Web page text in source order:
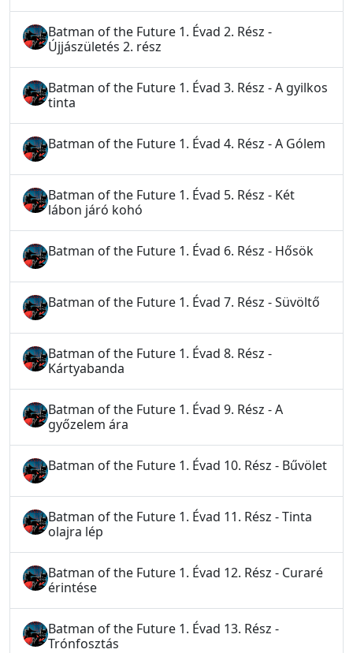
Batman of the Future 1. Évad 2. Rész -
Újjászületés 2. rész
Batman of the Future 1. Évad 3. Rész - A gyilkos
tinta
Batman of the Future 1. Évad 4. Rész - A Gólem
Batman of the Future 1. Évad 5. Rész - Két
lábon járó kohó
Batman of the Future 1. Évad 6. Rész - Hősök
Batman of the Future 1. Évad 7. Rész - Süvöltő
Batman of the Future 1. Évad 8. Rész -
Kártyabanda
Batman of the Future 1. Évad 9. Rész - A
győzelem ára
Batman of the Future 1. Évad 10. Rész - Bűvölet
Batman of the Future 1. Évad 11. Rész - Tinta
olajra lép
Batman of the Future 1. Évad 12. Rész - Curaré
érintése
Batman of the Future 1. Évad 13. Rész -
Trónfosztás